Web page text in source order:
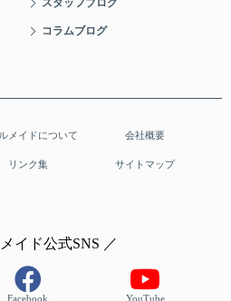
スタッフブログ
コラムブログ
メイドについて 会社概要
リンク集 サイトマップ
イド公式SNS ／
Facebook YouTube